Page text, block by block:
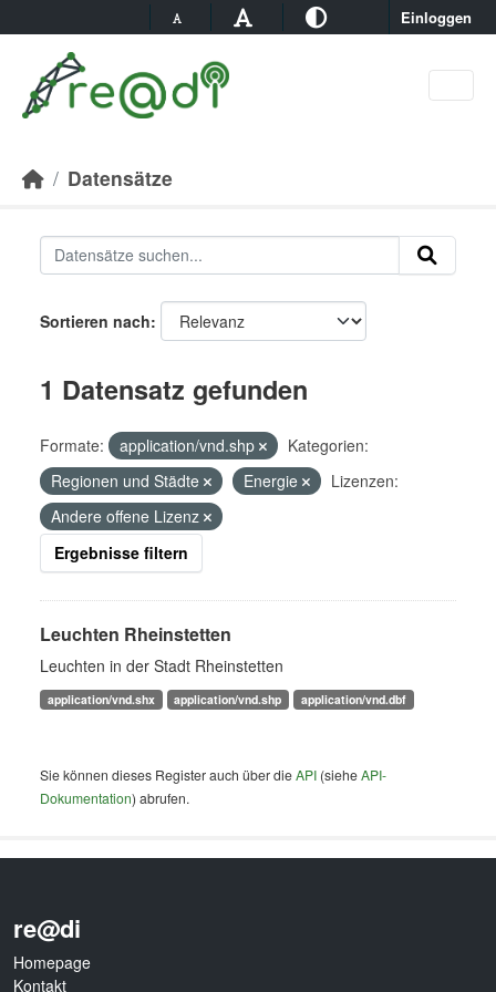
Einloggen
Datensätze
Sortieren nach
1 Datensatz gefunden
Formate: application/vnd.shp
Kategorien:
Regionen und Städte
Energie
Lizenzen:
Andere offene Lizenz
Ergebnisse filtern
Leuchten Rheinstetten
Leuchten in der Stadt Rheinstetten
application/vnd.shx application/vnd.shp application/vnd.dbf
Sie können dieses Register auch über dieAPI (sieheAPI-
Dokumentation) abrufen.
re@di
Homepage
Kontakt